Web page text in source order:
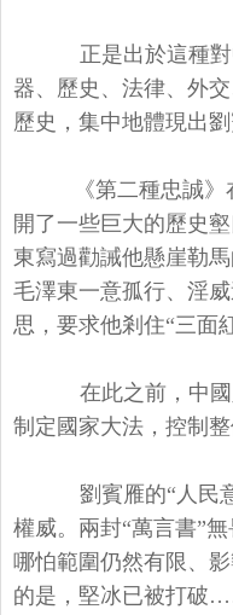
正是出於這種對
器、歷史、法律、外
歷史，集中地體現出
《第二種忠誠》
開了一些巨大的歷史
東寫過勸誡他懸崖勒
毛澤東一意孤行、淫
思，要求他剎住“三面
在此之前，中國
制定國家大法，控制
劉賓雁的“人民
權威。兩封“萬言書”
哪怕範圍仍然有限、
的是，堅冰已被打破